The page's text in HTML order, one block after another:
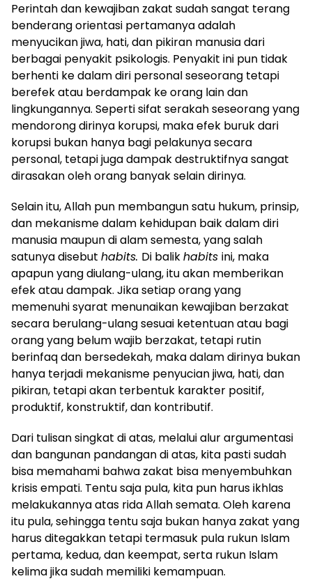
Perintah dan kewajiban zakat sudah sangat terang
benderang orientasi pertamanya adalah
menyucikan jiwa, hati, dan pikiran manusia dari
berbagai penyakit psikologis. Penyakit ini pun tidak
berhenti ke dalam diri personal seseorang tetapi
berefek atau berdampak ke orang lain dan
lingkungannya. Seperti sifat serakah seseorang yang
mendorong dirinya korupsi, maka efek buruk dari
korupsi bukan hanya bagi pelakunya secara
personal, tetapi juga dampak destruktifnya sangat
dirasakan oleh orang banyak selain dirinya.
Selain itu, Allah pun membangun satu hukum, prinsip,
dan mekanisme dalam kehidupan baik dalam diri
manusia maupun di alam semesta, yang salah
satunya disebut habits. Di balikhabits ini, maka
apapun yang diulang-ulang, itu akan memberikan
efek atau dampak. Jika setiap orang yang
memenuhi syarat menunaikan kewajiban berzakat
secara berulang-ulang sesuai ketentuan atau bagi
orang yang belum wajib berzakat, tetapi rutin
berinfaq dan bersedekah, maka dalam dirinya bukan
hanya terjadi mekanisme penyucian jiwa, hati, dan
pikiran, tetapi akan terbentuk karakter positif,
produktif, konstruktif, dan kontributif.
Dari tulisan singkat di atas, melalui alur argumentasi
dan bangunan pandangan di atas, kita pasti sudah
bisa memahami bahwa zakat bisa menyembuhkan
krisis empati. Tentu saja pula, kita pun harus ikhlas
melakukannya atas rida Allah semata. Oleh karena
itu pula, sehingga tentu saja bukan hanya zakat yang
harus ditegakkan tetapi termasuk pula rukun Islam
pertama, kedua, dan keempat, serta rukun Islam
kelima jika sudah memiliki kemampuan.